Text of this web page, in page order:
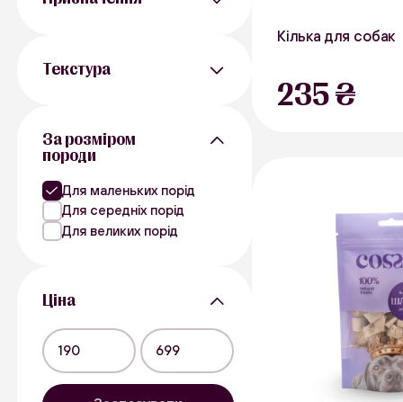
Для жування
Текстура
М’які
За розміром
породи
Для маленьких порід
Для середніх порід
Для великих порід
Ціна
Кілька для собак
235 ₴
Риба